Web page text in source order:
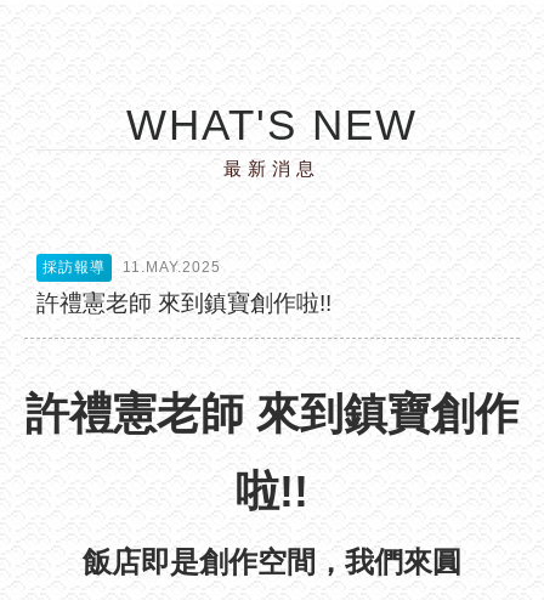
WHAT'S NEW
最新消息
採訪報導 11.MAY.2025
許禮憲老師 來到鎮寶創作啦!!
許禮憲老師 來到鎮寶創作
啦!!
飯店即是創作空間，我們來圓